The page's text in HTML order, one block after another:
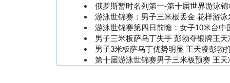
俄罗斯暂时名列第一-第十届世界游泳
游泳世锦赛：男子三米板丢金 花样游
游泳世锦赛第四日前瞻：女子10米台中
男子三米板萨乌丁失手 彭勃夺银牌王
男子3米板萨乌丁优势明显 王天凌彭勃
第十届游泳世锦赛男子三米板预赛 王